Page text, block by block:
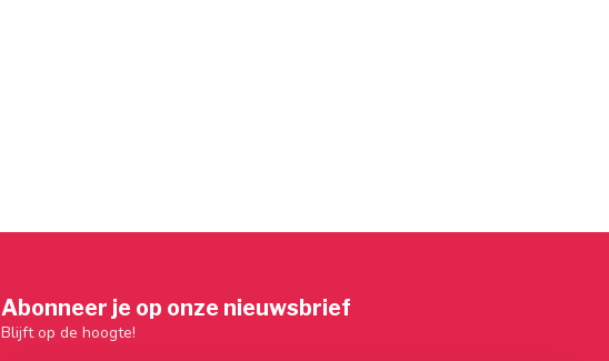
Abonneer je op onze nieuwsbrief
Blijft op de hoogte!